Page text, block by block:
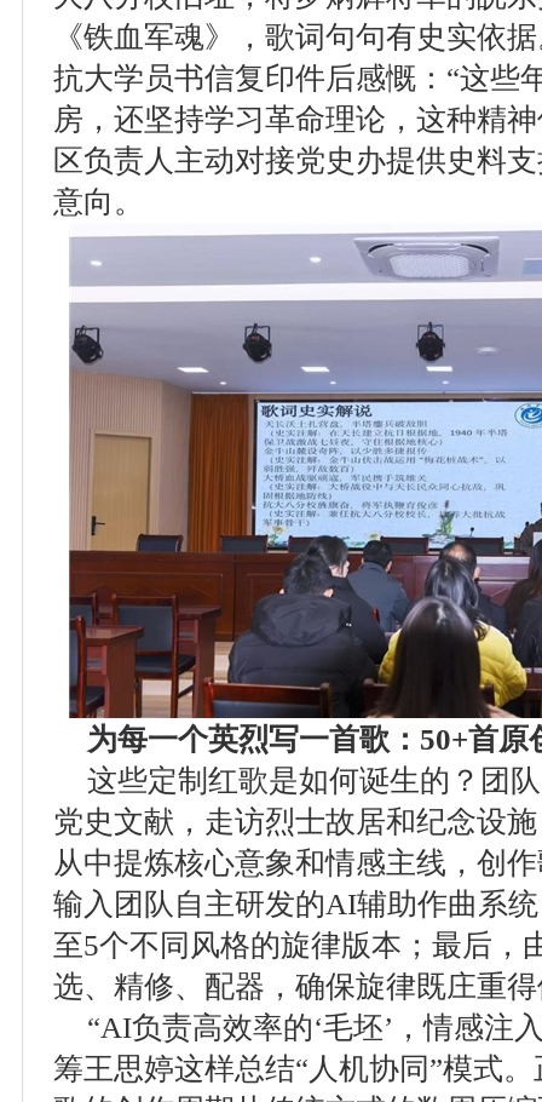
《铁血军魂》，歌词句句有史实依
抗大学员书信复印件后感慨：“这些
房，还坚持学习革命理论，这种精
区负责人主动对接党史办提供史料
意向。
为每一个英烈写一首歌：50+首
这些定制红歌是如何诞生的？团
党史文献，走访烈士故居和纪念设
从中提炼核心意象和情感主线，创
输入团队自主研发的AI辅助作曲系
至5个不同风格的旋律版本；最后，
选、精修、配器，确保旋律既庄重
“AI负责高效率的‘毛坯’，情感注
筹王思婷这样总结“人机协同”模式